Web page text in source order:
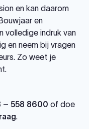
en kan daarom
en
volledige indruk van
en neem bij vragen
Zo weet je
– 558 8600 of doe
.